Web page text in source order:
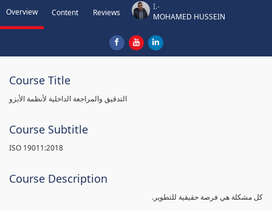
Overview Content Reviews
I.-
MOHAMED HUSSEIN
Course Title
التدقيق والمراجعة الداخلية لأنظمة الأيزو
Course Subtitle
ISO 19011:2018
Course Description
كل مشكلة هي فرصة حقيقية للتطوير.